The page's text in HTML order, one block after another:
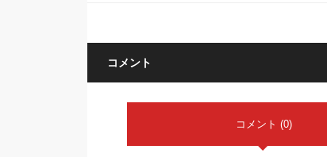
コメント
コメント (0)